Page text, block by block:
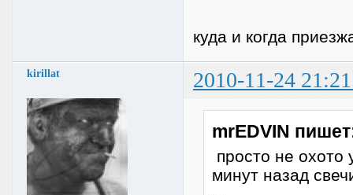
куда и когда
kirillat 2010-11-24
mrEDVIN
просто не охото
минут назад